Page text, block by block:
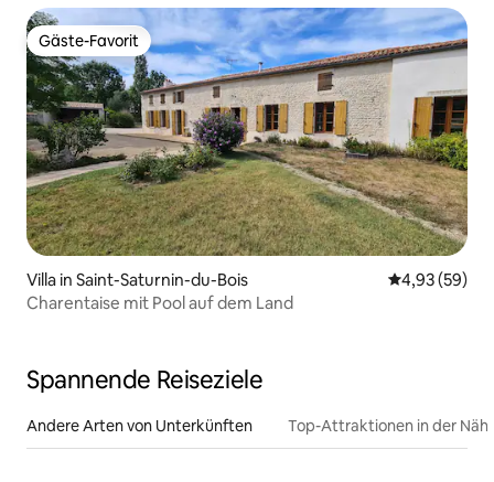
Gäste-Favorit
Gäste-Favorit
Villa in Saint-Saturnin-du-Bois
4,93 (59)
Charentaise mit Pool auf dem Land
Spannende Reiseziele
Andere Arten von Unterkünften Top-Attraktionen in der